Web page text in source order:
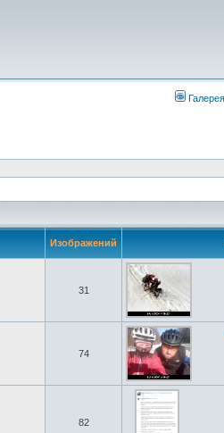
Галерея
Изображений
31
74
82